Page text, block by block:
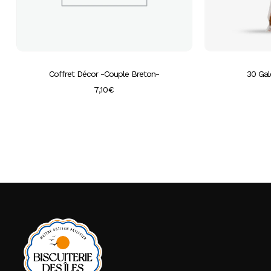
Coffret Décor -Couple Breton-
7,10€
30